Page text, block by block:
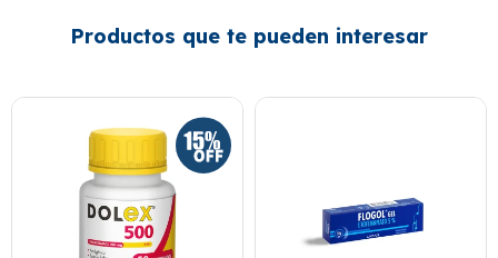
Productos que te pueden interesar